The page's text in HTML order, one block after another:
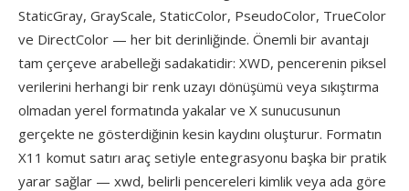
StaticGray, GrayScale, StaticColor, PseudoColor, TrueColor
ve DirectColor — her bit derinliğinde. Önemli bir avantajı
tam çerçeve arabelleği sadakatidir: XWD, pencerenin piksel
verilerini herhangi bir renk uzayı dönüşümü veya sıkıştırma
olmadan yerel formatında yakalar ve X sunucusunun
gerçekte ne gösterdiğinin kesin kaydını oluşturur. Formatın
X11 komut satırı araç setiyle entegrasyonu başka bir pratik
yarar sağlar — xwd, belirli pencereleri kimlik veya ada göre